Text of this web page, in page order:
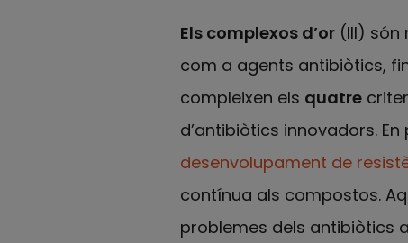
Els complexos d’or(III) són
com a agents antibiòtics,
compleixen els quatre
d’antibiòtics innovadors.
desenvolupament de
contínua als compostos.
problemes dels antibiòtics